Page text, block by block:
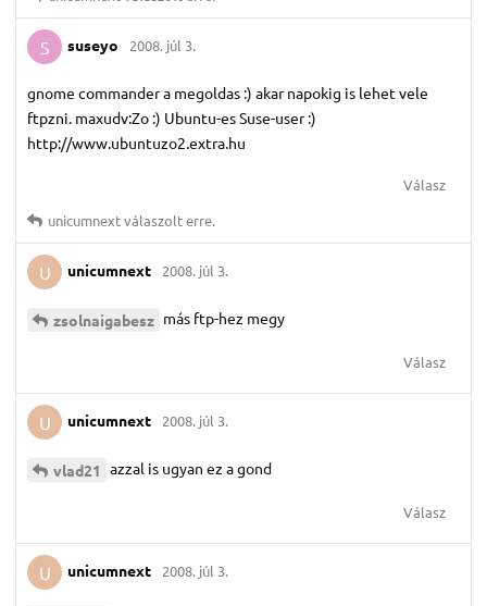
S suseyo 2008. júl 3.
gnome commander a megoldas :) akar napokig is lehet vele
ftpzni. maxudv:Zo :) Ubuntu-es Suse-user :)
http://www.ubuntuzo2.extra.hu
Válasz
unicumnextválaszolt erre.
U unicumnext 2008. júl 3.
zsolnaigabesz más ftp-hez megy
Válasz
U unicumnext 2008. júl 3.
vlad21 azzal is ugyan ez a gond
Válasz
U unicumnext 2008. júl 3.